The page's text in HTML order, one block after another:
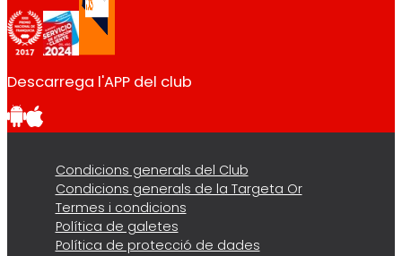
Descarrega l'APP del club
Condicions generals del Club
Condicions generals de la Targeta Or
Termes i condicions
Política de galetes
Política de protecció de dades